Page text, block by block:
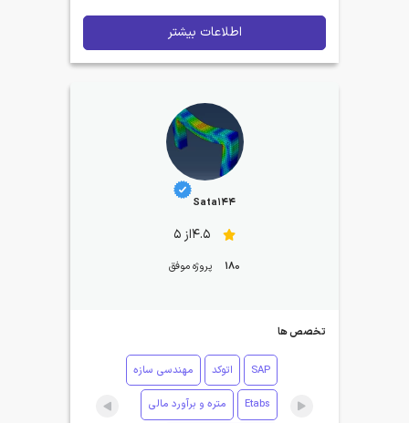
اطلاعات بیشتر
Sata144
4.5از 5
180 پروژه موفق
تخصص ها
SAP اتوکد مهندسی سازه
Etabs متره و برآورد مالی